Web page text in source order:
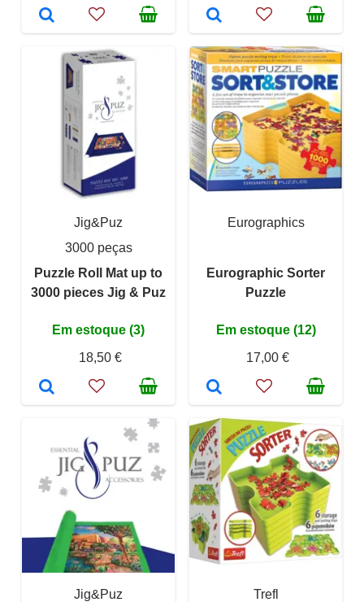
Jig&Puz
3000 peças
Puzzle Roll Mat up to
3000 pieces Jig & Puz
Em estoque (3)
18,50 €
Eurographics
Eurographic Sorter
Puzzle
Em estoque (12)
17,00 €
Jig&Puz
Trefl